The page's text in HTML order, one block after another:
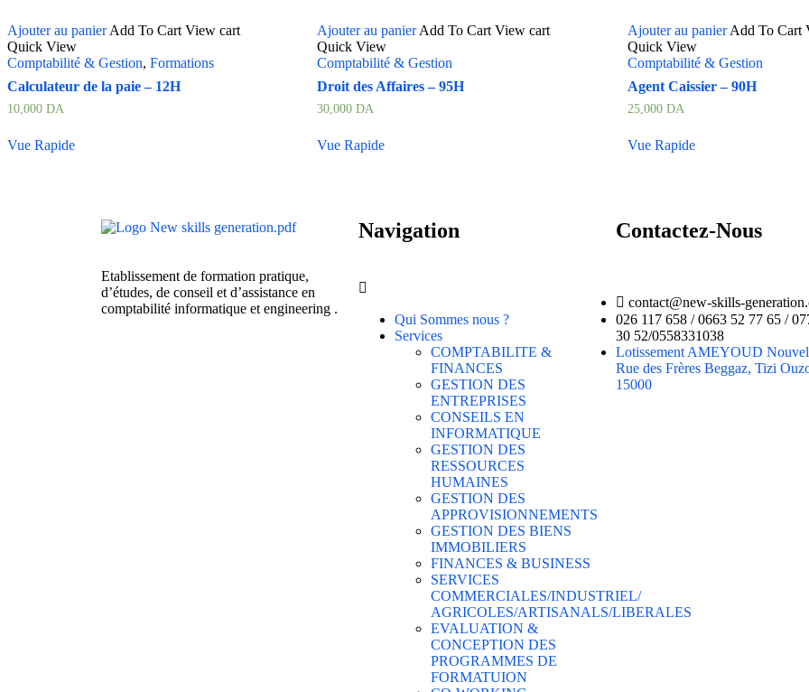
Ajouter au panier Add To Cart View cart
Quick View
Comptabilité & Gestion, Formations
Calculateur de la paie – 12H
10,000 DA
Vue Rapide
Ajouter au panier Add To Cart View cart
Quick View
Comptabilité & Gestion
Droit des Affaires – 95H
30,000DA
Vue Rapide
Ajouter au panier Add To Cart
Quick View
Comptabilité & Gestion
Agent Caissier – 90H
25,000 DA
Vue Rapide
Etablissement de formation pratique,
d’études, de conseil et d’assistance en
comptabilité informatique et engineering .
Navigation
Qui Sommes nous ?
Services
COMPTABILITE &
FINANCES
GESTION DES
ENTREPRISES
CONSEILS EN
INFORMATIQUE
GESTION DES
RESSOURCES
HUMAINES
GESTION DES
APPROVISIONNEMENTS
GESTION DES BIENS
IMMOBILIERS
FINANCES & BUSINESS
SERVICES
COMMERCIALES/INDUSTRIEL/
AGRICOLES/ARTISANALS/LIBERALES
EVALUATION &
CONCEPTION DES
PROGRAMMES DE
FORMATUION
Contactez-Nous
contact@new-skills-
026 117 658 / 0663 52 77 65 /
30 52/0558331038
Lotissement AMEYOUD
Rue des Frères Beggaz, Tizi
15000